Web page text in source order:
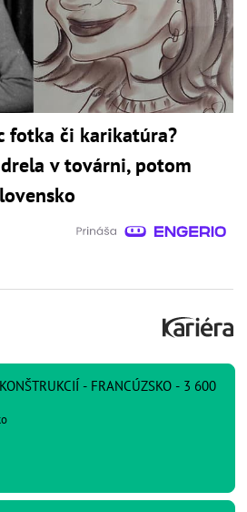
fotka či karikatúra?
v továrni, potom
- FRANCÚZSKO - 3 600